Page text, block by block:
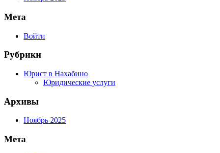
Мета
Войти
Рубрики
Юрист в Нахабино
Юридические услуги
Архивы
Ноябрь 2025
Мета